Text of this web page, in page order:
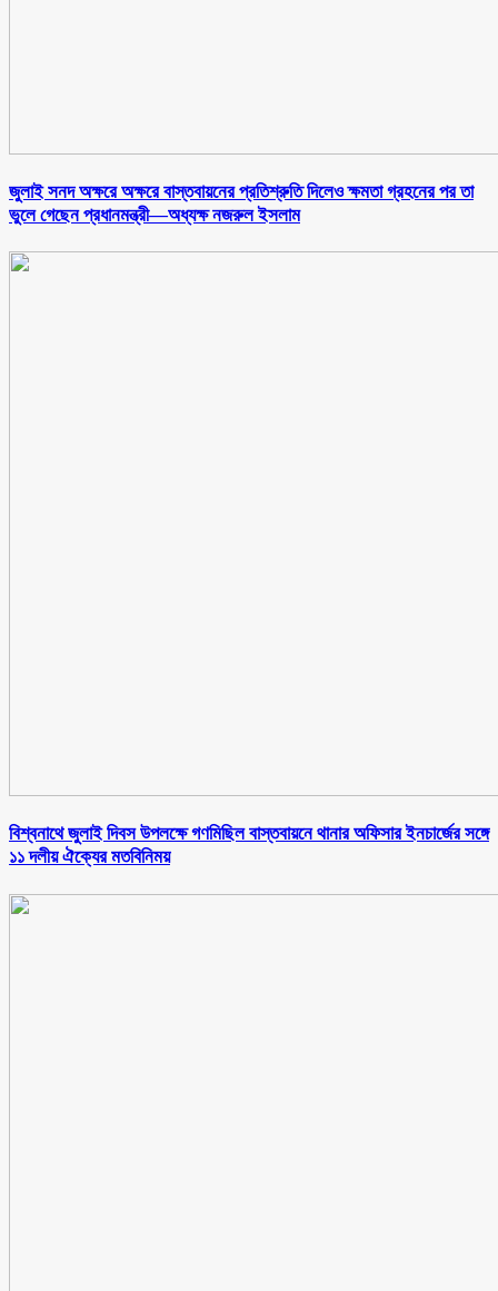
জুলাই সনদ অক্ষরে অক্ষরে বাস্তবায়নের প্রতিশ্রুতি দিলেও ক্ষমতা গ্রহনের পর তা
ভুলে গেছেন প্রধানমন্ত্রী—অধ্যক্ষ নজরুল ইসলাম
বিশ্বনাথে জুলাই দিবস উপলক্ষে গণমিছিল বাস্তবায়নে থানার অফিসার ইনচার্জের সঙ্গে
১১ দলীয় ঐক্যের মতবিনিময়